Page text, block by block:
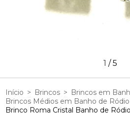
1 /5
Início > Brincos > Brincos em
Brincos Médios em Banho de Ródio
Brinco Roma Cristal Banho de Ródio